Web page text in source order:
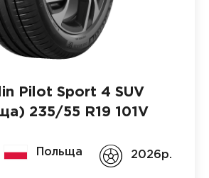
Pilot Sport 4 SUV
235/55 R19 101V
Польща 2026p.